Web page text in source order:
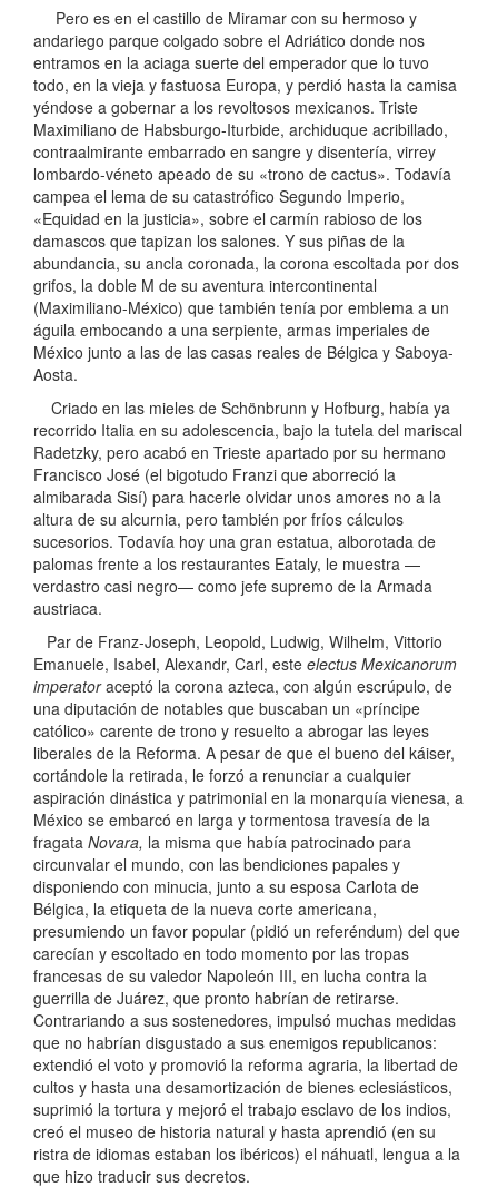
Pero es en el castillo de Miramar con su hermoso y
andariego parque colgado sobre el Adriático donde nos
entramos en la aciaga suerte del emperador que lo tuvo
todo, en la vieja y fastuosa Europa, y perdió hasta la camisa
yéndose a gobernar a los revoltosos mexicanos. Triste
Maximiliano de Habsburgo-Iturbide, archiduque acribillado,
contraalmirante embarrado en sangre y disentería, virrey
lombardo-véneto apeado de su «trono de cactus». Todavía
campea el lema de su catastrófico Segundo Imperio,
«Equidad en la justicia», sobre el carmín rabioso de los
damascos que tapizan los salones. Y sus piñas de la
abundancia, su ancla coronada, la corona escoltada por dos
grifos, la doble M de su aventura intercontinental
(Maximiliano-México) que también tenía por emblema a un
águila embocando a una serpiente, armas imperiales de
México junto a las de las casas reales de Bélgica y Saboya-
Aosta.
Criado en las mieles de Schönbrunn y Hofburg, había ya
recorrido Italia en su adolescencia, bajo la tutela del mariscal
Radetzky, pero acabó en Trieste apartado por su hermano
Francisco José (el bigotudo Franzi que aborreció la
almibarada Sisí) para hacerle olvidar unos amores no a la
altura de su alcurnia, pero también por fríos cálculos
sucesorios. Todavía hoy una gran estatua, alborotada de
palomas frente a los restaurantes Eataly, le muestra —
verdastro casi negro— como jefe supremo de la Armada
austriaca.
Par de Franz-Joseph, Leopold, Ludwig, Wilhelm, Vittorio
Emanuele, Isabel, Alexandr, Carl, este electus Mexicanorum
imperatoraceptó la corona azteca, con algún escrúpulo, de
una diputación de notables que buscaban un «príncipe
católico» carente de trono y resuelto a abrogar las leyes
liberales de la Reforma. A pesar de que el bueno del káiser,
cortándole la retirada, le forzó a renunciar a cualquier
aspiración dinástica y patrimonial en la monarquía vienesa, a
México se embarcó en larga y tormentosa travesía de la
fragata Novara, la misma que había patrocinado para
circunvalar el mundo, con las bendiciones papales y
disponiendo con minucia, junto a su esposa Carlota de
Bélgica, la etiqueta de la nueva corte americana,
presumiendo un favor popular (pidió un referéndum) del que
carecían y escoltado en todo momento por las tropas
francesas de su valedor Napoleón III, en lucha contra la
guerrilla de Juárez, que pronto habrían de retirarse.
Contrariando a sus sostenedores, impulsó muchas medidas
que no habrían disgustado a sus enemigos republicanos:
extendió el voto y promovió la reforma agraria, la libertad de
cultos y hasta una desamortización de bienes eclesiásticos,
suprimió la tortura y mejoró el trabajo esclavo de los indios,
creó el museo de historia natural y hasta aprendió (en su
ristra de idiomas estaban los ibéricos) el náhuatl, lengua a la
que hizo traducir sus decretos.